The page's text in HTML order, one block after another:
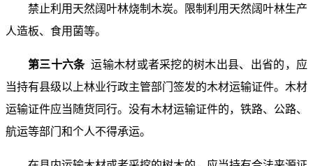
禁止利用天然阔叶林烧制木炭。限制利用天然阔叶林生产
人造板、食用菌等。
第三十六条运输木材或者采挖的树木出县、出省的，应
当持有县级以上林业行政主管部门签发的木材运输证件。木材
运输证件应当随货同行。没有木材运输证件的，铁路、公路、
航运等部门和个人不得承运。